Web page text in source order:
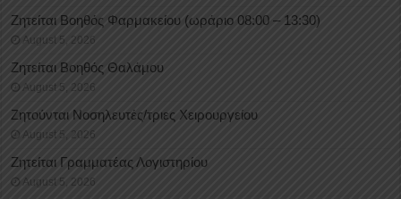
Ζητείται Βοηθός Φαρμακείου (ωράριο 08:00 – 13:30)
August 5, 2026
Ζητείται Βοηθός Θαλάμου
August 5, 2026
Ζητούνται Νοσηλευτές/τριες Χειρουργείου
August 5, 2026
Ζητείται Γραμματέας Λογιστηρίου
August 5, 2026